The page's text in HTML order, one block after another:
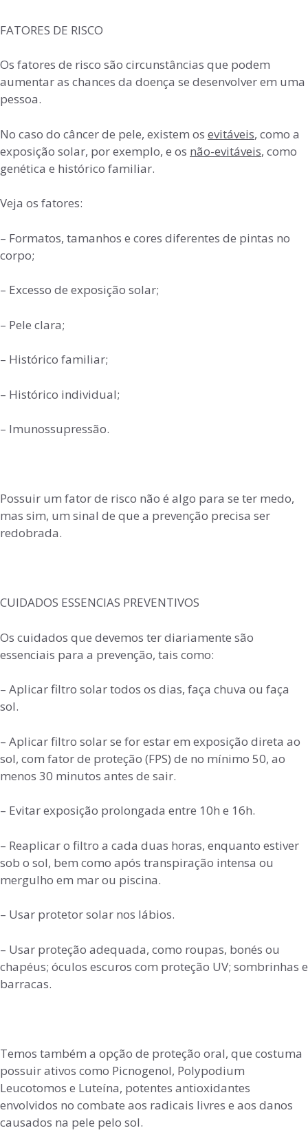
FATORES DE RISCO
Os fatores de risco são circunstâncias que podem
aumentar as chances da doença se desenvolver em uma
pessoa.
No caso do câncer de pele, existem os evitáveis, como a
exposição solar, por exemplo, e os não-evitáveis, como
genética e histórico familiar.
Veja os fatores:
– Formatos, tamanhos e cores diferentes de pintas no
corpo;
– Excesso de exposição solar;
– Pele clara;
– Histórico familiar;
– Histórico individual;
– Imunossupressão.
Possuir um fator de risco não é algo para se ter medo,
mas sim, um sinal de que a prevenção precisa ser
redobrada.
CUIDADOS ESSENCIAS PREVENTIVOS
Os cuidados que devemos ter diariamente são
essenciais para a prevenção, tais como:
– Aplicar filtro solar todos os dias, faça chuva ou faça
sol.
– Aplicar filtro solar se for estar em exposição direta ao
sol, com fator de proteção (FPS) de no mínimo 50, ao
menos 30 minutos antes de sair.
– Evitar exposição prolongada entre 10h e 16h.
– Reaplicar o filtro a cada duas horas, enquanto estiver
sob o sol, bem como após transpiração intensa ou
mergulho em mar ou piscina.
– Usar protetor solar nos lábios.
– Usar proteção adequada, como roupas, bonés ou
chapéus; óculos escuros com proteção UV; sombrinhas e
barracas.
Temos também a opção de proteção oral, que costuma
possuir ativos como Picnogenol, Polypodium
Leucotomos e Luteína, potentes antioxidantes
envolvidos no combate aos radicais livres e aos danos
causados na pele pelo sol.